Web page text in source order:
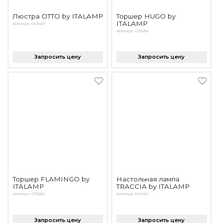
Люстра OTTO by ITALAMP
Артикул: OL5467
Запросить цену
Торшер HUGO by
ITALAMP
Артикул: OT5254
Запросить цену
Торшер FLAMINGO by
ITALAMP
Артикул: OT5253
Запросить цену
Настольная лампа
TRACCIA by ITALAMP
Артикул: ON5411
Запросить цену